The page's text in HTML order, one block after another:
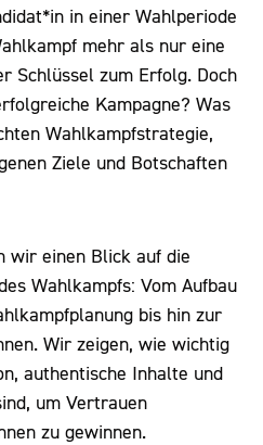
in einer Wahlperiode
mehr als nur eine
Schlüssel zum Erfolg. Doch
Kampagne? Was
Wahlkampfstrategie,
Ziele und Botschaften
wir einen Blick auf die
Wahlkampfs: Vom Aufbau
bis hin zur
Wir zeigen, wie wichtig
authentische Inhalte und
um Vertrauen
zu gewinnen.